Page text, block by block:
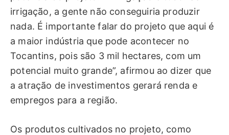
irrigação, a gente não conseguiria produzir
nada. É importante falar do projeto que aqui é
a maior indústria que pode acontecer no
Tocantins, pois são 3 mil hectares, com um
potencial muito grande”, afirmou ao dizer que
a atração de investimentos gerará renda e
empregos para a região.
Os produtos cultivados no projeto, como